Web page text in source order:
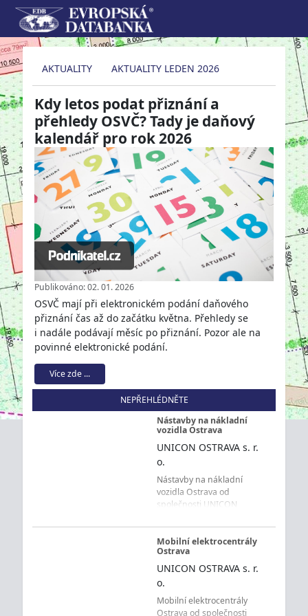
AKTUALITY AKTUALITY LEDEN 2026
Kdy letos podat přiznání a
přehledy OSVČ? Tady je daňový
kalendář pro rok 2026
Publikováno: 02. 01. 2026
OSVČ mají při elektronickém podání daňového
přiznání čas až do začátku května. Přehledy se
i nadále podávají měsíc po přiznání. Pozor ale na
povinné elektronické podání.
Více zde ...
NEPŘEHLÉDNĚTE
Nástavby na nákladní
vozidla Ostrava
UNICON OSTRAVA s. r.
o.
Nástavby na nákladní
vozidla Ostrava od
společnosti UNICON
technická řešení pro
dopravu, manipulaci s
materiálem, kontejnery i
nakládku a vykládku zboží.
Firma působí na trhu od
Ostravy a celého
Mobilní elektrocentrály
Ostrava
UNICON OSTRAVA s. r.
o.
Mobilní elektrocentrály
Ostrava od společnosti